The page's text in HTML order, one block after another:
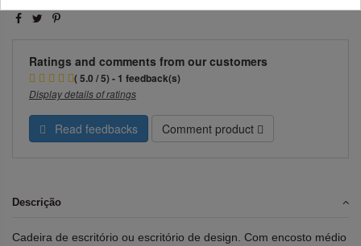
Ratings and comments from our customers
( 5.0 / 5) - 1 feedback(s)
Display details of ratings
Read feedbacks Comment product
Descrição
Cadeira de escritório ou escritório de design. Com encosto médio